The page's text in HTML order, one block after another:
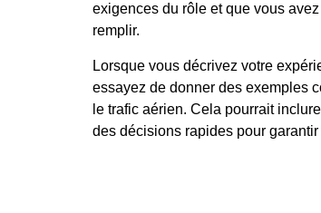
exigences du rôle et que vous
remplir.
Lorsque vous décrivez votre
essayez de donner des exemples
le trafic aérien. Cela pourrait
des décisions rapides pour